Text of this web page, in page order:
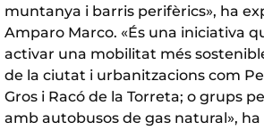
muntanya i barris perifèrics», ha
Amparo Marco. «És una iniciativa
activar una mobilitat més
de la ciutat i urbanitzacions com
Gros i Racó de la Torreta; o grups
amb autobusos de gas natural»,